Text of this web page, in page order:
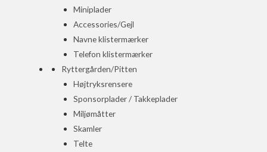
Miniplader
Accessories/Gejl
Navne klistermærker
Telefon klistermærker
Ryttergården/Pitten
Højtryksrensere
Sponsorplader / Takkeplader
Miljømåtter
Skamler
Telte